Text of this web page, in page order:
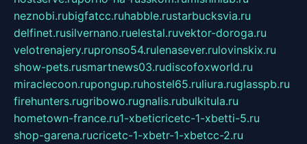
neznobi.rubigfatcc.ruhabble.rustarbucksvia.ru
delfinet.rusilvernano.ruelestal.ruvektor-doroga.ru
velotrenajery.rupronso54.rulenasever.rulovinskix.ru
show-pets.rusmartnews03.rudiscofoxworld.ru
miraclecoon.rupongup.ruhostel65.ruliura.ruglasspb.ru
firehunters.rugribowo.rugnalis.rubulkitula.ru
hometown-france.ru1-xbeticricetc-1-xbetti-5.ru
shop-garena.rucricetc-1-xbetr-1-xbetcc-2.ru